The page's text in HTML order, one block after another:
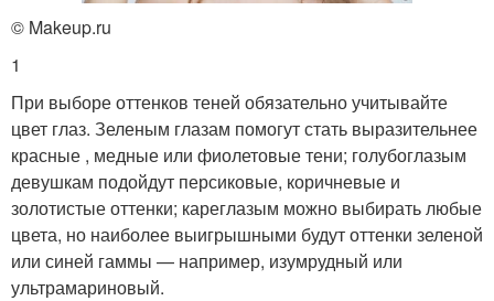
© Makeup.ru
1
При выборе оттенков теней обязательно учитывайте
цвет глаз. Зеленым глазам помогут стать выразительнее
красные , медные или фиолетовые тени; голубоглазым
девушкам подойдут персиковые, коричневые и
золотистые оттенки; кареглазым можно выбирать любые
цвета, но наиболее выигрышными будут оттенки зеленой
или синей гаммы — например, изумрудный или
ультрамариновый.